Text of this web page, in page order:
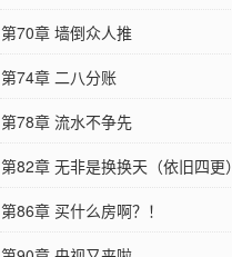
第70章 墙倒众人推
第74章 二八分账
第78章 流水不争先
第82章 无非是换换天（依旧四更）
第86章 买什么房啊？！